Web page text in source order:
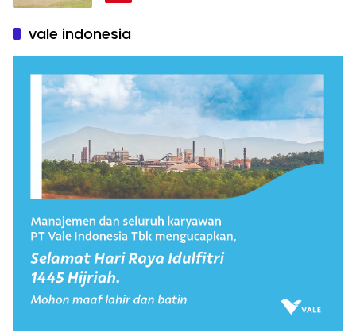
vale indonesia